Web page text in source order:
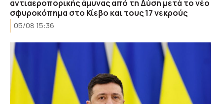
αντιαεροπορικής άμυνας από τη Δύση μετά το νέο
σφυροκόπημα στο Κίεβο και τους 17 νεκρούς
05/08 15:36